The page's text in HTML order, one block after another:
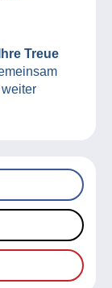
Treue
weiter